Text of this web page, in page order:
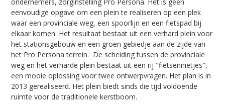
ondernemers, zorginstelling Pro Persona. Het is geen
eenvoudige opgave om een plein te realiseren op een plek
waar een provinciale weg, een spoorlijn en een fietspad bij
elkaar komen. Het resultaat bestaat uit een verhard plein voor
het stationsgebouw en een groen gebiedje aan de zijde van
het Pro Persona terrein. De scheiding tussen de provinciale
weg en het verharde plein bestaat uit een rij "fietsennietjes",
een mooie oplossing voor twee ontwerpvragen. Het plan is in
2013 gerealiseerd. Het plein biedt sinds die tijd voldoende
ruimte voor de traditionele kerstboom.